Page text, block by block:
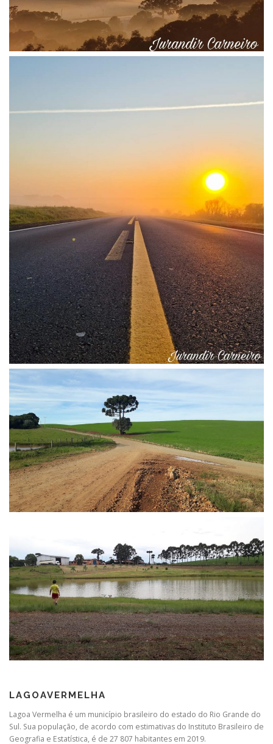
LAGOAVERMELHA
Lagoa Vermelha é um município brasileiro do estado do Rio Grande do
Sul. Sua população, de acordo com estimativas do Instituto Brasileiro de
Geografia e Estatística, é de 27 807 habitantes em 2019.